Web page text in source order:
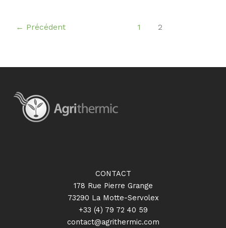
← Précédent 1 2
CONTACT
178 Rue Pierre Grange
73290 La Motte-Servolex
+33 (4) 79 72 40 59
contact@agrithermic.com